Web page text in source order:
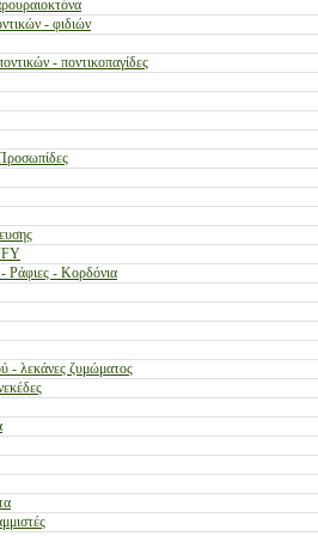
- φιδιών
- ποντικοπαγίδες
Ράφιες - Κορδόνια
- λεκάνες ζυμώματος